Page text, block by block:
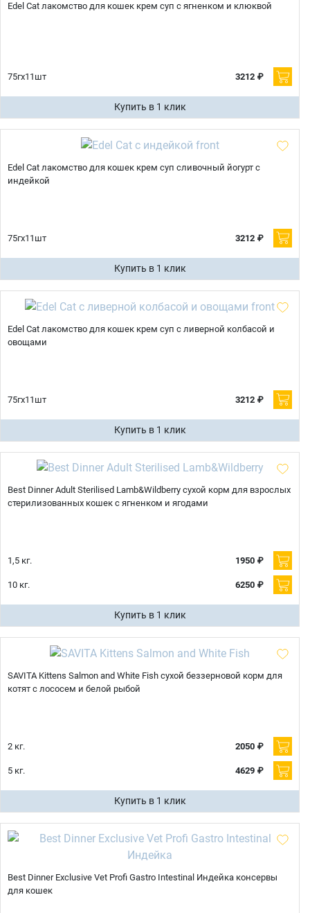
Edel Cat лакомство для кошек крем суп с ягненком и клюквой
75гх11шт 3212 ₽
Купить в 1 клик
Edel Cat лакомство для кошек крем суп сливочный йогурт с
индейкой
75гх11шт 3212 ₽
Купить в 1 клик
Edel Cat лакомство для кошек крем суп с ливерной колбасой и
овощами
75гх11шт 3212 ₽
Купить в 1 клик
Best Dinner Adult Sterilised Lamb&Wildberry сухой корм для взрослых
стерилизованных кошек с ягненком и ягодами
1,5 кг. 1950 ₽
10 кг. 6250 ₽
Купить в 1 клик
SAVITA Kittens Salmon and White Fish сухой беззерновой корм для
котят с лососем и белой рыбой
2 кг. 2050 ₽
5 кг. 4629 ₽
Купить в 1 клик
Best Dinner Exclusive Vet Profi Gastro Intestinal Индейка консервы
для кошек